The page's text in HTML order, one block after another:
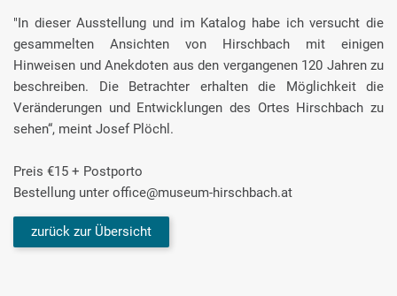
"In dieser Ausstellung und im Katalog habe ich versucht die
gesammelten Ansichten von Hirschbach mit einigen
Hinweisen und Anekdoten aus den vergangenen 120 Jahren zu
beschreiben. Die Betrachter erhalten die Möglichkeit die
Veränderungen und Entwicklungen des Ortes Hirschbach zu
sehen“, meint Josef Plöchl.
Preis €15 + Postporto
Bestellung unter office@museum-hirschbach.at
zurück zur Übersicht